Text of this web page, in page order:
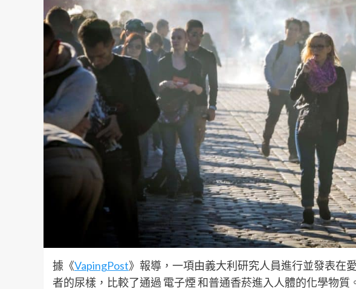
據《VapingPost》報導，一項由義大利研究人員進行並發表在
者的尿樣，比較了通過 電子煙 和普通香菸進入人體的化學物質